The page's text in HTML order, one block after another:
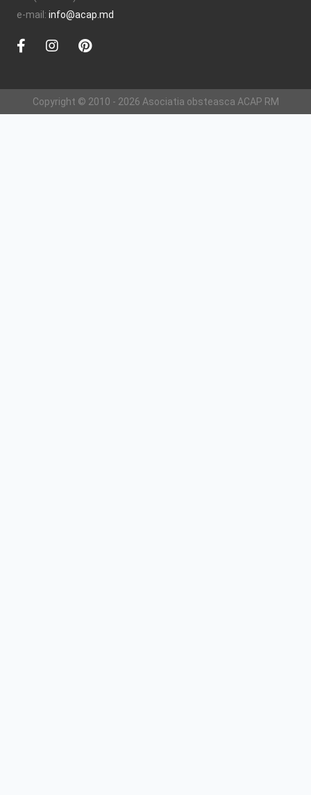
e-mail: info@acap.md
Copyright © 2010 - 2026 Asociatia obsteasca ACAP RM